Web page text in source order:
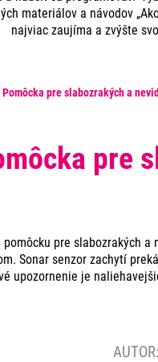
materiálov a návodov
najviac zaujíma a zvýšte
Pomôcka pre slabozrakých a
pre
pomôcku pre slabozrakých
Sonar senzor zachytí
upozornenie je
AUTOR: